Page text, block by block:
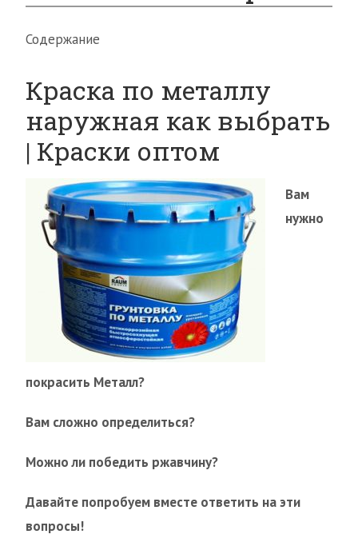
Содержание
Краска по металлу
наружная как выбрать
| Краски оптом
Вам
нужно
покрасить Металл?
Вам сложно определиться?
Можно ли победить ржавчину?
Давайте попробуем вместе ответить на эти
вопросы!